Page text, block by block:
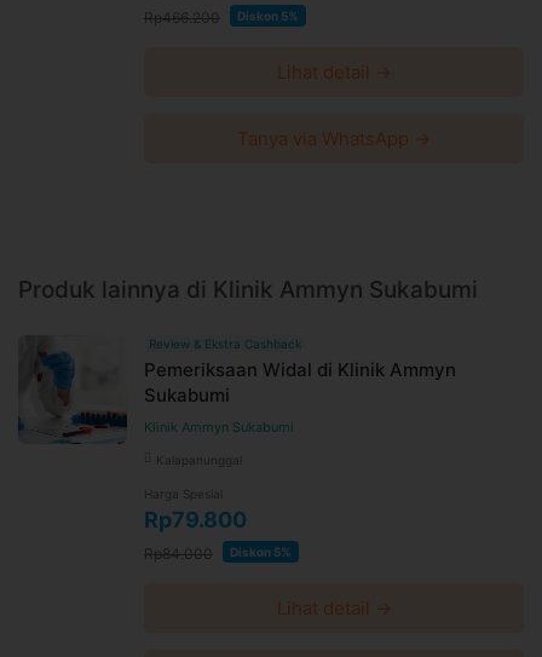
Rp466.200 Diskon 5%
Lihat detail →
Tanya via WhatsApp →
Produk lainnya di Klinik Ammyn Sukabumi
Review & Ekstra Cashback
Pemeriksaan Widal di Klinik Ammyn
Sukabumi
Klinik Ammyn Sukabumi
Kalapanunggal
Harga Spesial
Rp79.800
Rp84.000 Diskon 5%
Lihat detail →